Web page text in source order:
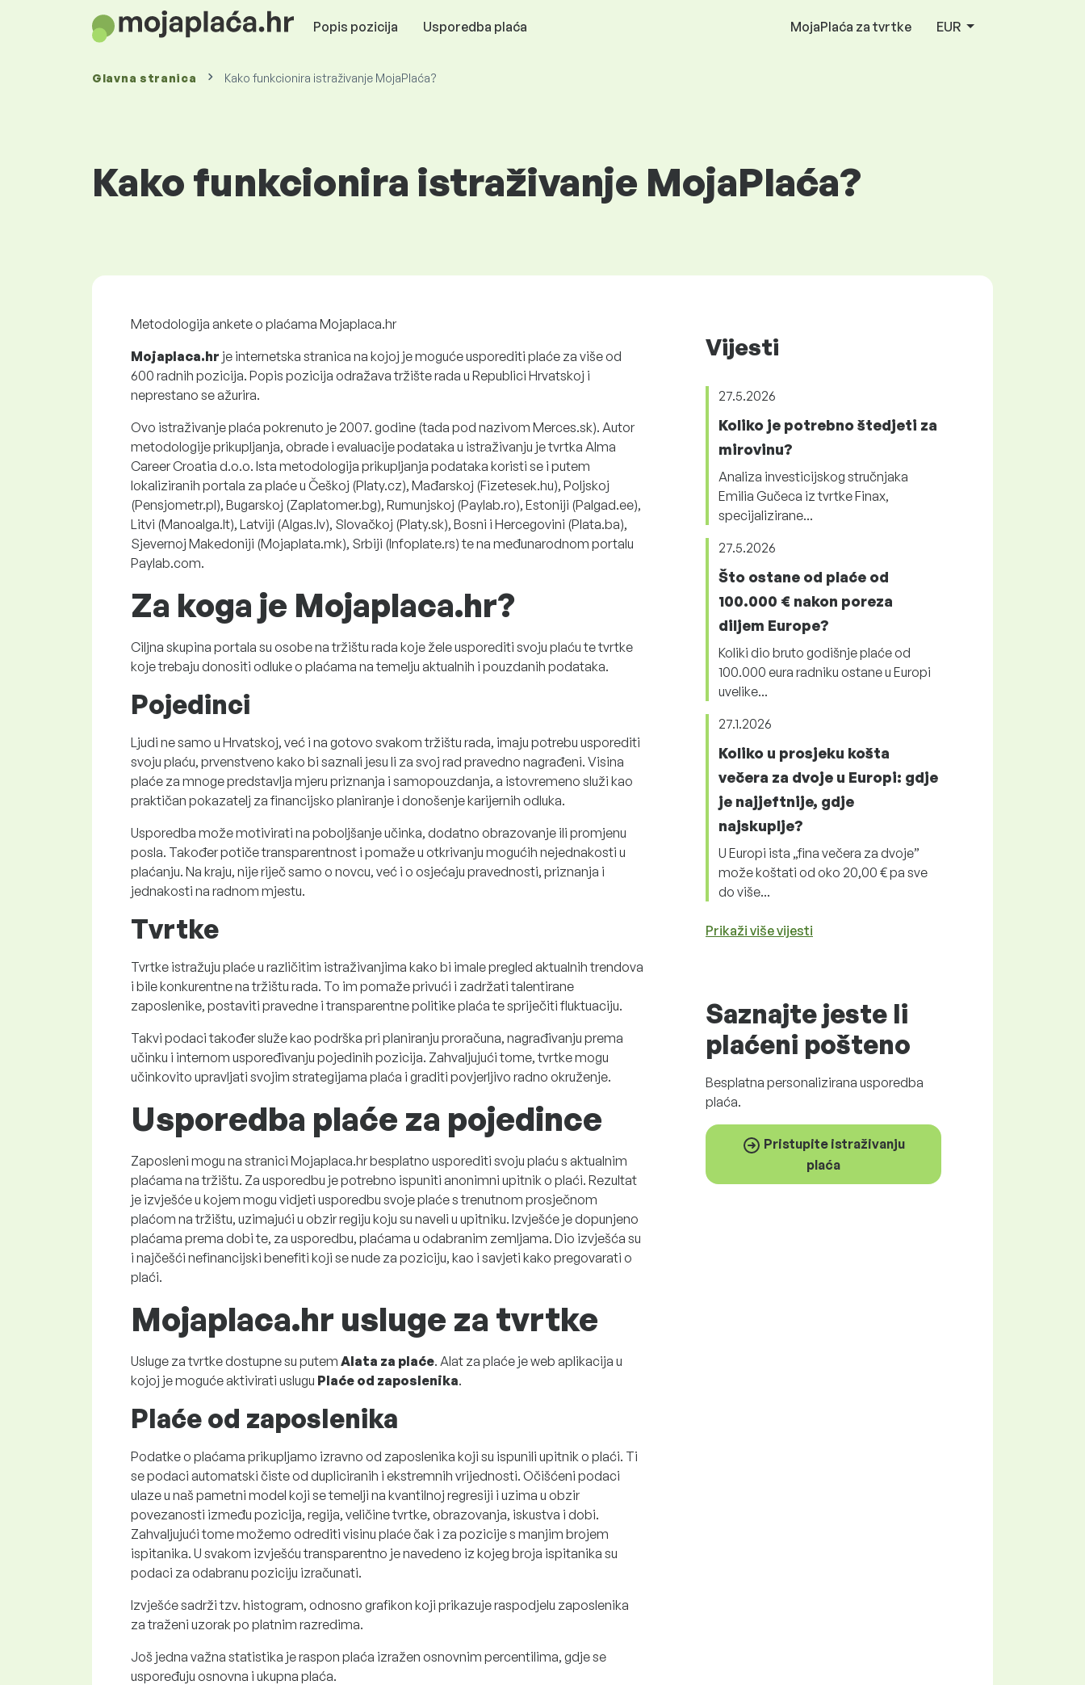
Popis pozicija Usporedba plaća MojaPlaća za tvrtke EUR
Glavna stranica Kako funkcionira istraživanje MojaPlaća?
Kako funkcionira istraživanje MojaPlaća?
Metodologija ankete o plaćama Mojaplaca.hr
Mojaplaca.hr je internetska stranica na kojoj je moguće usporediti plaće za više od
600 radnih pozicija. Popis pozicija odražava tržište rada u Republici Hrvatskoj i
neprestano se ažurira.
Ovo istraživanje plaća pokrenuto je 2007. godine (tada pod nazivom Merces.sk). Autor
metodologije prikupljanja, obrade i evaluacije podataka u istraživanju je tvrtka Alma
Career Croatia d.o.o. Ista metodologija prikupljanja podataka koristi se i putem
lokaliziranih portala za plaće u Češkoj (Platy.cz), Mađarskoj (Fizetesek.hu), Poljskoj
(Pensjometr.pl), Bugarskoj (Zaplatomer.bg), Rumunjskoj (Paylab.ro), Estoniji (Palgad.ee),
Litvi (Manoalga.lt), Latviji (Algas.lv), Slovačkoj (Platy.sk), Bosni i Hercegovini (Plata.ba),
Sjevernoj Makedoniji (Mojaplata.mk), Srbiji (Infoplate.rs) te na međunarodnom portalu
Paylab.com.
Za koga je Mojaplaca.hr?
Ciljna skupina portala su osobe na tržištu rada koje žele usporediti svoju plaću te tvrtke
koje trebaju donositi odluke o plaćama na temelju aktualnih i pouzdanih podataka.
Pojedinci
Ljudi ne samo u Hrvatskoj, već i na gotovo svakom tržištu rada, imaju potrebu usporediti
svoju plaću, prvenstveno kako bi saznali jesu li za svoj rad pravedno nagrađeni. Visina
plaće za mnoge predstavlja mjeru priznanja i samopouzdanja, a istovremeno služi kao
praktičan pokazatelj za financijsko planiranje i donošenje karijernih odluka.
Usporedba može motivirati na poboljšanje učinka, dodatno obrazovanje ili promjenu
posla. Također potiče transparentnost i pomaže u otkrivanju mogućih nejednakosti u
plaćanju. Na kraju, nije riječ samo o novcu, već i o osjećaju pravednosti, priznanja i
jednakosti na radnom mjestu.
Tvrtke
Tvrtke istražuju plaće u različitim istraživanjima kako bi imale pregled aktualnih trendova
i bile konkurentne na tržištu rada. To im pomaže privući i zadržati talentirane
zaposlenike, postaviti pravedne i transparentne politike plaća te spriječiti fluktuaciju.
Takvi podaci također služe kao podrška pri planiranju proračuna, nagrađivanju prema
učinku i internom uspoređivanju pojedinih pozicija. Zahvaljujući tome, tvrtke mogu
učinkovito upravljati svojim strategijama plaća i graditi povjerljivo radno okruženje.
Usporedba plaće za pojedince
Zaposleni mogu na stranici Mojaplaca.hr besplatno usporediti svoju plaću s aktualnim
plaćama na tržištu. Za usporedbu je potrebno ispuniti anonimni upitnik o plaći. Rezultat
je izvješće u kojem mogu vidjeti usporedbu svoje plaće s trenutnom prosječnom
plaćom na tržištu, uzimajući u obzir regiju koju su naveli u upitniku. Izvješće je dopunjeno
plaćama prema dobi te, za usporedbu, plaćama u odabranim zemljama. Dio izvješća su
i najčešći nefinancijski benefiti koji se nude za poziciju, kao i savjeti kako pregovarati o
plaći.
Mojaplaca.hr usluge za tvrtke
Usluge za tvrtke dostupne su putem Alata za plaće. Alat za plaće je web aplikacija u
kojoj je moguće aktivirati uslugu Plaće od zaposlenika.
Plaće od zaposlenika
Podatke o plaćama prikupljamo izravno od zaposlenika koji su ispunili upitnik o plaći. Ti
se podaci automatski čiste od dupliciranih i ekstremnih vrijednosti. Očišćeni podaci
ulaze u naš pametni model koji se temelji na kvantilnoj regresiji i uzima u obzir
povezanosti između pozicija, regija, veličine tvrtke, obrazovanja, iskustva i dobi.
Zahvaljujući tome možemo odrediti visinu plaće čak i za pozicije s manjim brojem
ispitanika. U svakom izvješću transparentno je navedeno iz kojeg broja ispitanika su
podaci za odabranu poziciju izračunati.
Izvješće sadrži tzv. histogram, odnosno grafikon koji prikazuje raspodjelu zaposlenika
za traženi uzorak po platnim razredima.
Još jedna važna statistika je raspon plaća izražen osnovnim percentilima, gdje se
uspoređuju osnovna i ukupna plaća.
Vijesti
27.5.2026
Koliko je potrebno štedjeti za
mirovinu?
Analiza investicijskog stručnjaka
Emilia Gučeca iz tvrtke Finax,
specijalizirane...
27.5.2026
Što ostane od plaće od
100.000 € nakon poreza
diljem Europe?
Koliki dio bruto godišnje plaće od
100.000 eura radniku ostane u Europi
uvelike...
27.1.2026
Koliko u prosjeku košta
večera za dvoje u Europi: gdje
je najjeftnije, gdje
najskuplje?
U Europi ista „fina večera za dvoje”
može koštati od oko 20,00 € pa sve
do više...
Prikaži više vijesti
Saznajte jeste li
plaćeni pošteno
Besplatna personalizirana usporedba
plaća.
Pristupite istraživanju
plaća